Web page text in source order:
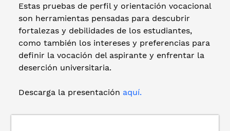
Estas pruebas de perfil y orientación vocacional
son herramientas pensadas para descubrir
fortalezas y debilidades de los estudiantes,
como también los intereses y preferencias para
definir la vocación del aspirante y enfrentar la
deserción universitaria.
Descarga la presentación aquí.